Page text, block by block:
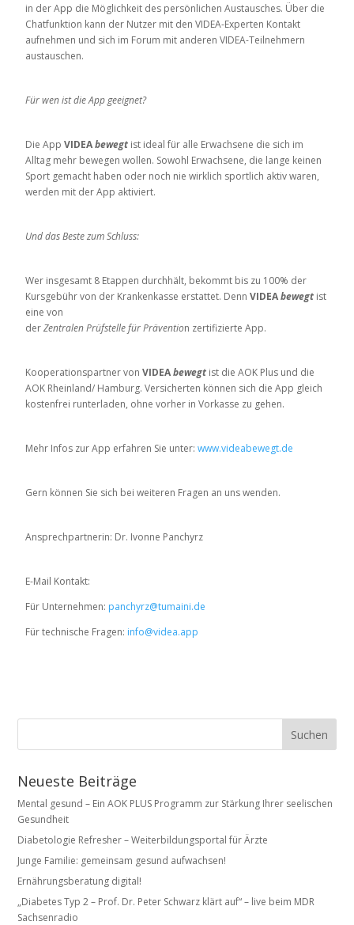
in der App die Möglichkeit des persönlichen Austausches. Über die
Chatfunktion kann der Nutzer mit den VIDEA-Experten Kontakt
aufnehmen und sich im Forum mit anderen VIDEA-Teilnehmern
austauschen.
Für wen ist die App geeignet?
Die AppVIDEAbewegt ist ideal für alle Erwachsene die sich im
Alltag mehr bewegen wollen. Sowohl Erwachsene, die lange keinen
Sport gemacht haben oder noch nie wirklich sportlich aktiv waren,
werden mit der App aktiviert.
Und das Beste zum Schluss:
Wer insgesamt 8 Etappen durchhält, bekommt bis zu 100% der
Kursgebühr von der Krankenkasse erstattet. DennVIDEAbewegt ist
eine von
derZentralen Prüfstelle für Prävention zertifizierte App.
Kooperationspartner vonVIDEAbewegt ist die AOK Plus und die
AOK Rheinland/ Hamburg. Versicherten können sich die App gleich
kostenfrei runterladen, ohne vorher in Vorkasse zu gehen.
Mehr Infos zur App erfahren Sie unter:www.videabewegt.de
Gern können Sie sich bei weiteren Fragen an uns wenden.
Ansprechpartnerin: Dr. Ivonne Panchyrz
E-Mail Kontakt:
Für Unternehmen: panchyrz@tumaini.de
Für technische Fragen: info@videa.app
Neueste Beiträge
Mental gesund – Ein AOK PLUS Programm zur Stärkung Ihrer seelischen
Gesundheit
Diabetologie Refresher – Weiterbildungsportal für Ärzte
Junge Familie: gemeinsam gesund aufwachsen!
Ernährungsberatung digital!
„Diabetes Typ 2 – Prof. Dr. Peter Schwarz klärt auf“ – live beim MDR
Sachsenradio